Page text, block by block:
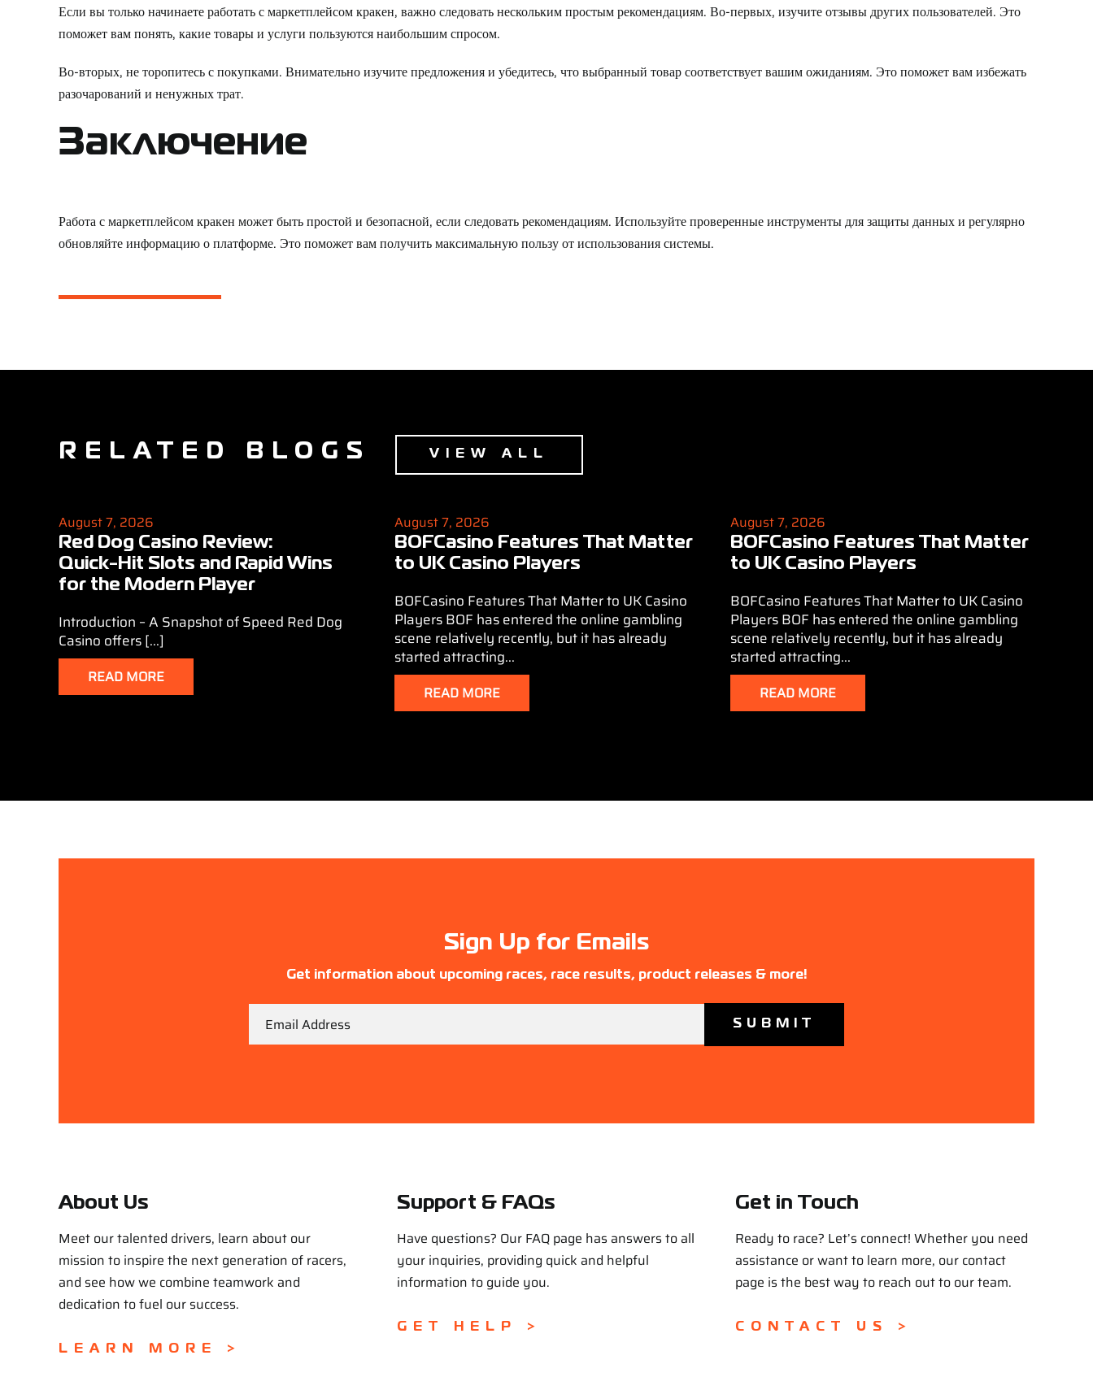
Если вы только начинаете работать с маркетплейсом кракен, важно следовать нескольким простым рекомендациям. Во-первых, изучите отзывы других пользователей. Это
поможет вам понять, какие товары и услуги пользуются наибольшим спросом.
Во-вторых, не торопитесь с покупками. Внимательно изучите предложения и убедитесь, что выбранный товар соответствует вашим ожиданиям. Это поможет вам избежать
разочарований и ненужных трат.
Заключение
Работа с маркетплейсом кракен может быть простой и безопасной, если следовать рекомендациям. Используйте проверенные инструменты для защиты данных и регулярно
обновляйте информацию о платформе. Это поможет вам получить максимальную пользу от использования системы.
RELATED BLOGS VIEW ALL
August 7, 2026
Red Dog Casino Review:
Quick‑Hit Slots and Rapid Wins
for the Modern Player
Introduction – A Snapshot of Speed Red Dog
Casino offers [...]
READ MORE
August 7, 2026
BOFCasino Features That Matter
to UK Casino Players
BOFCasino Features That Matter to UK Casino
Players BOF has entered the online gambling
scene relatively recently, but it has already
started attracting...
READ MORE
August 7, 2026
BOFCasino Features That Matter
to UK Casino Players
BOFCasino Features That Matter to UK Casino
Players BOF has entered the online gambling
scene relatively recently, but it has already
started attracting...
READ MORE
Sign Up for Emails
Get information about upcoming races, race results, product releases & more!
About Us
Meet our talented drivers, learn about our
mission to inspire the next generation of racers,
and see how we combine teamwork and
dedication to fuel our success.
LEARN MORE >
Support & FAQs
Have questions? Our FAQ page has answers to all
your inquiries, providing quick and helpful
information to guide you.
GET HELP >
Get in Touch
Ready to race? Let’s connect! Whether you need
assistance or want to learn more, our contact
page is the best way to reach out to our team.
CONTACT US >